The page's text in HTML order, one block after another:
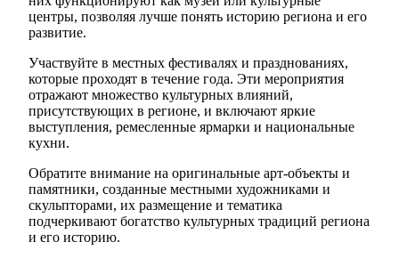
центры, позволяя лучше понять историю региона и его
развитие.
Участвуйте в местных фестивалях и празднованиях,
которые проходят в течение года. Эти мероприятия
отражают множество культурных влияний,
присутствующих в регионе, и включают яркие
выступления, ремесленные ярмарки и национальные
кухни.
Обратите внимание на оригинальные арт-объекты и
памятники, созданные местными художниками и
скульпторами, их размещение и тематика
подчеркивают богатство культурных традиций региона
и его историю.